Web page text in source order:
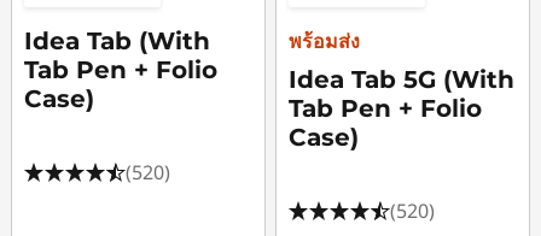
Idea Tab (With
Tab Pen + Folio
Case)
(520)
พร้อมส่ง
Idea Tab 5G (With
Tab Pen + Folio
Case)
(520)